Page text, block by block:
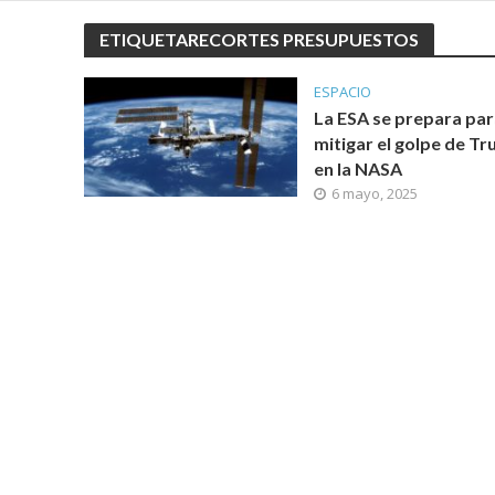
ETIQUETARECORTES PRESUPUESTOS
ESPACIO
La ESA se prepara
mitigar el golpe de
en la NASA
6 mayo, 2025